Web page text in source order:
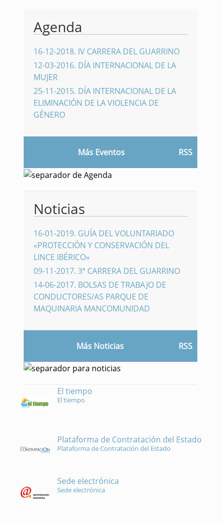
Agenda
16-12-2018. IV CARRERA DEL GUARRINO
12-03-2016. DÍA INTERNACIONAL DE LA
MUJER
25-11-2015. DÍA INTERNACIONAL DE LA
ELIMINACIÓN DE LA VIOLENCIA DE
GÉNERO
Más Eventos RSS
Noticias
16-01-2019. GUÍA DEL VOLUNTARIADO
«PROTECCIÓN Y CONSERVACIÓN DEL
LINCE IBÉRICO»
09-11-2017. 3ª CARRERA DEL GUARRINO
14-06-2017. BOLSAS DE TRABAJO DE
CONDUCTORES/AS PARQUE DE
MAQUINARIA MANCOMUNIDAD
Más Noticias RSS
El tiempo
El tiempo
Plataforma de Contratación del Estado
Plataforma de Contratación del Estado
Sede electrónica
Sede electrónica